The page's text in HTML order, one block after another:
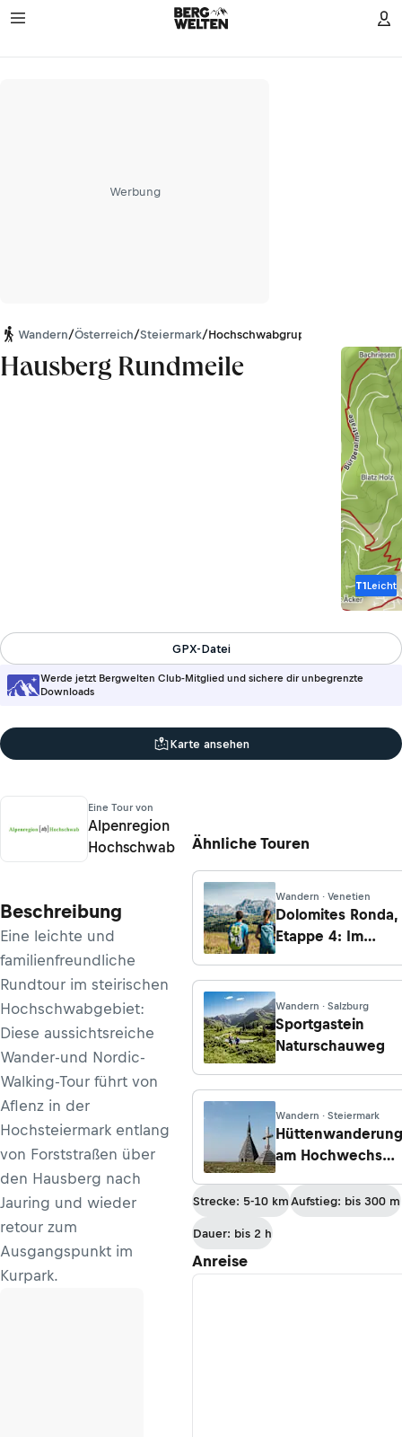
Werbung
Wandern/Österreich/Steiermark/Hochschwabgruppe
Hausberg Rundmeile
T1Leicht
Werde jetzt Bergwelten Club-Mitglied und sichere dir unbegrenzte
Downloads
GPX-Datei
Karte ansehen
Eine Tour von
Alpenregion
Hochschwab
Beschreibung
Eine leichte und
familienfreundliche
Rundtour im steirischen
Hochschwabgebiet:
Diese aussichtsreiche
Wander-und Nordic-
Walking-Tour führt von
Aflenz in der
Hochsteiermark entlang
von Forststraßen über
den Hausberg nach
Jauring und wieder
retour zum
Ausgangspunkt im
Kurpark.
Ähnliche Touren
Wandern · Venetien
Dolomites Ronda,
Etappe 4: Im
Dolomiten
Wandern · Salzburg
Sportgastein
Naturschauweg
Wandern · Steiermark
Hüttenwanderung
am Hochwechsel,
Mönichwald
Strecke: 5-10 km Aufstieg: bis 300 m
Dauer: bis 2 h
Anreise